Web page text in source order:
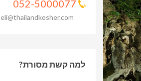
eli@thailandkosher.com
למה קשת מסורת?